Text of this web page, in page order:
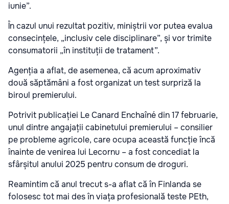
iunie”.
În cazul unui rezultat pozitiv, miniștrii vor putea evalua
consecințele, „inclusiv cele disciplinare”, și vor trimite
consumatorii „în instituții de tratament”.
Agenția a aflat, de asemenea, că acum aproximativ
două săptămâni a fost organizat un test surpriză la
biroul premierului.
Potrivit publicației Le Canard Enchaîné din 17 februarie,
unul dintre angajații cabinetului premierului – consilier
pe probleme agricole, care ocupa această funcție încă
înainte de venirea lui Lecornu – a fost concediat la
sfârșitul anului 2025 pentru consum de droguri.
Reamintim că anul trecut s-a aflat că în Finlanda se
folosesc tot mai des în viața profesională teste PEth,